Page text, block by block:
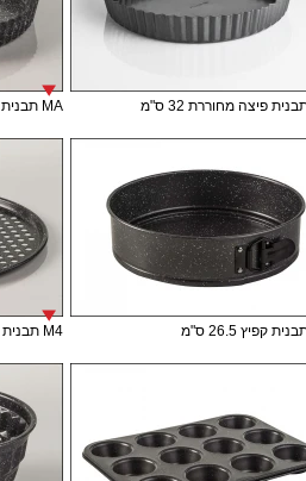
MA תבנית פאי 24 ס"מ תחתית נשלפת
M4 תבנית פיצה מחוררת 32 ס"מ